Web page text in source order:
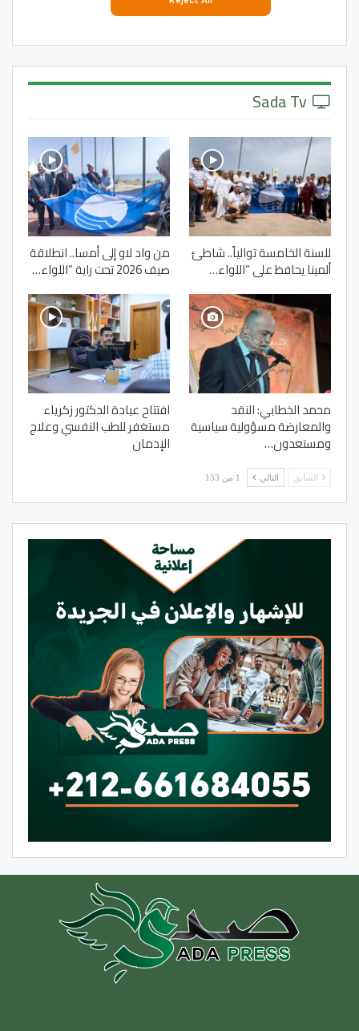
للسنة الخامسة توالياً.. شاطئ
ألمينا يحافظ على “اللواء…
من واد لاو إلى أمسا.. انطلاقة
صيف 2026 تحت راية “اللواء…
محمد الخطابي: النقد
والمعارضة مسؤولية سياسية
ومستعدون…
افتتاح عيادة الدكتور زكرياء
مستغفر للطب النفسي وعلاج
الإدمان
السابق التالي 1 من 133